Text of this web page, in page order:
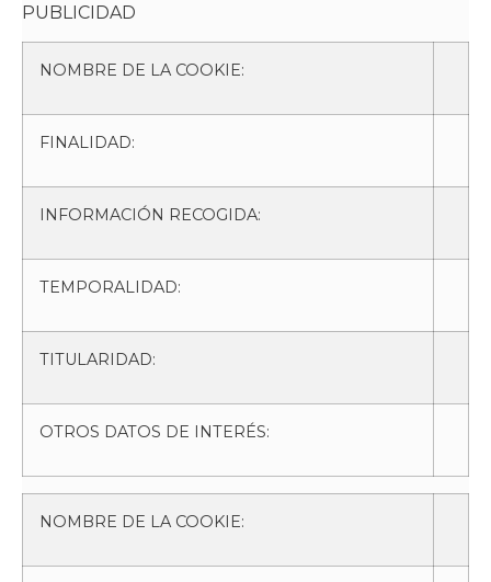
PUBLICIDAD
NOMBRE DE LA COOKIE:
FINALIDAD:
INFORMACIÓN RECOGIDA:
TEMPORALIDAD:
TITULARIDAD:
OTROS DATOS DE INTERÉS:
NOMBRE DE LA COOKIE: